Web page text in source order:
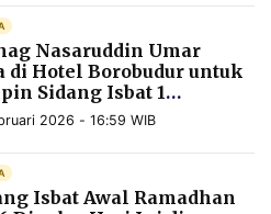
Nasaruddin Umar
di Hotel Borobudur untuk
Sidang Isbat 1
1447 H
2026 - 16:59 WIB
Isbat Awal Ramadhan